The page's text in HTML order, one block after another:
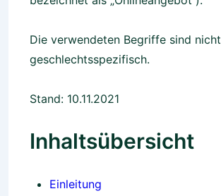
Die verwendeten Begriffe sind nicht
geschlechtsspezifisch.
Stand: 10.11.2021
Inhaltsübersicht
Einleitung